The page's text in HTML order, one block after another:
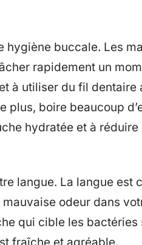
hygiène buccale. Les
rapidement un
à utiliser du fil dentaire
boire beaucoup
hydratée et à
langue. La langue est
odeur dans
qui cible les bactéries
fraîche et agréable.